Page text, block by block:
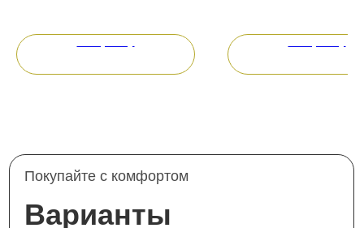
Покупайте с комфортом
Варианты